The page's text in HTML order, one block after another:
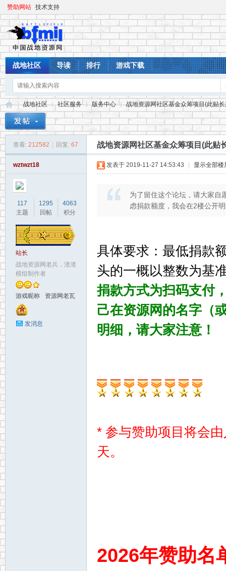
赞助网站 技术支持
战地社区 导读 排行 游戏下载
地
资
网
»
战地社区
›
社区服务 版务中心
›
战地资源网社区基金众筹项目(此贴长
查看: 212582 回复: 67 战地资源网社区基金众筹项目(此贴
wztwzt18
117
主题
1295
回帖
4063
积分
站长
战地资源网老兵，渣渣
模组制作者
游戏昵称 资源网老瓦
发消息
发表于 2019-11-27 14:53:43 显示全部楼
为了留住这个论坛，请大家自
虑捐款额度，我会在2楼公开
具体要求：最低捐款
头的一概以整数为基
捐款方式为扫码支付
己在资源网的名字（
明细，请大家注意！
* 参与赞助项目将会
天。
2026年赞助名